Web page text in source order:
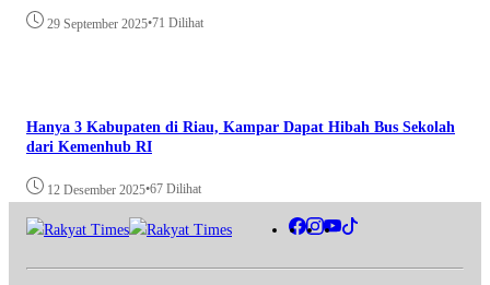
29 September 2025•71 Dilihat
Hanya 3 Kabupaten di Riau, Kampar Dapat Hibah Bus Sekolah
dari Kemenhub RI
12 Desember 2025•67 Dilihat